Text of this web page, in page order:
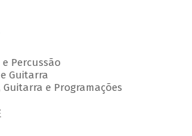
Percussão
Guitarra
e Programações